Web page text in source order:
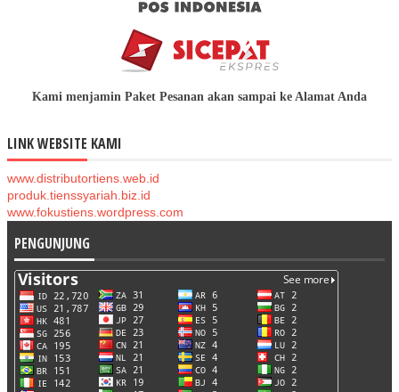
Kami menjamin Paket Pesanan akan sampai ke Alamat Anda
LINK WEBSITE KAMI
www.distributortiens.web.id
produk.tienssyariah.biz.id
www.fokustiens.wordpress.com
PENGUNJUNG